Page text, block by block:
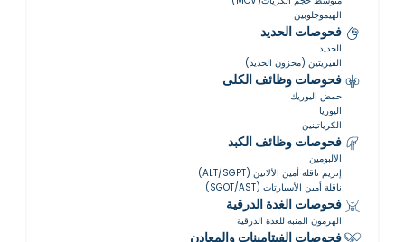
الهيموجلوبين
فحوصات الحديد
الحديد
الفيريتين (مخزون الحديد)
فحوصات وظائف الكلى
حمض اليوريك
اليوريا
الكرياتينين
فحوصات وظائف الكبد
الألبومين
إنزيم ناقلة أمين الألانين (ALT/SGPT)
ناقلة أمين الأسبارتات (SGOT/AST)
فحوصات الغدة الدرقية
الهرمون المنبه للغدة الدرقية
فحوصات الفيتامينات والمعادن